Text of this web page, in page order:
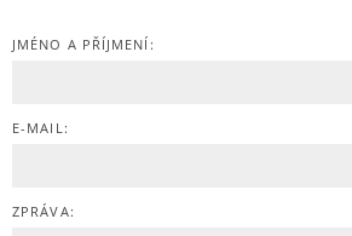
JMÉNO A PŘÍJMENÍ:
E-MAIL:
ZPRÁVA: